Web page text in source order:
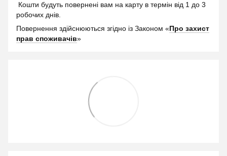
Кошти будуть повернені вам на карту в термін від 1 до 3
робочих днів.
Повернення здійснюються згідно із Законом «Про захист
прав споживачів»